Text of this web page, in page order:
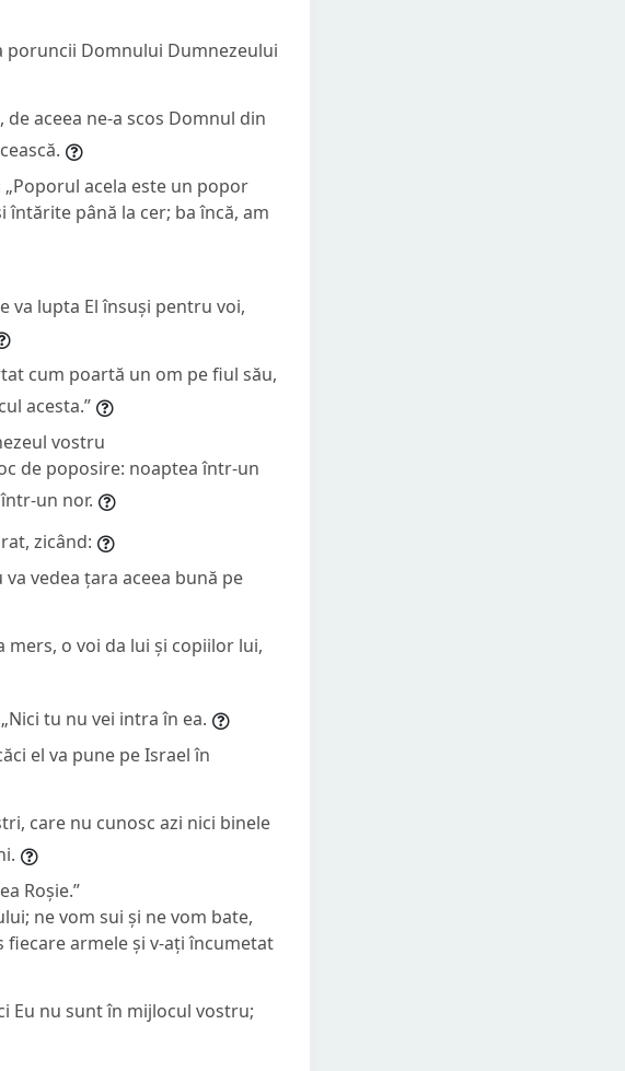
poruncii Domnului Dumnezeului
aceea ne-a scos Domnul din
acela este un popor
până la cer; ba încă, am
va lupta El însuși pentru voi,
cum poartă un om pe fiul său,
acesta.”
vostru
de poposire: noaptea într-un
un nor.
zicând:
vedea țara aceea bună pe
mers, o voi da lui și copiilor lui,
tu nu vei intra în ea.
el va pune pe Israel în
care nu cunosc azi nici binele
Roșie.”
ne vom sui și ne vom bate,
fiecare armele și v-ați încumetat
Eu nu sunt în mijlocul vostru;